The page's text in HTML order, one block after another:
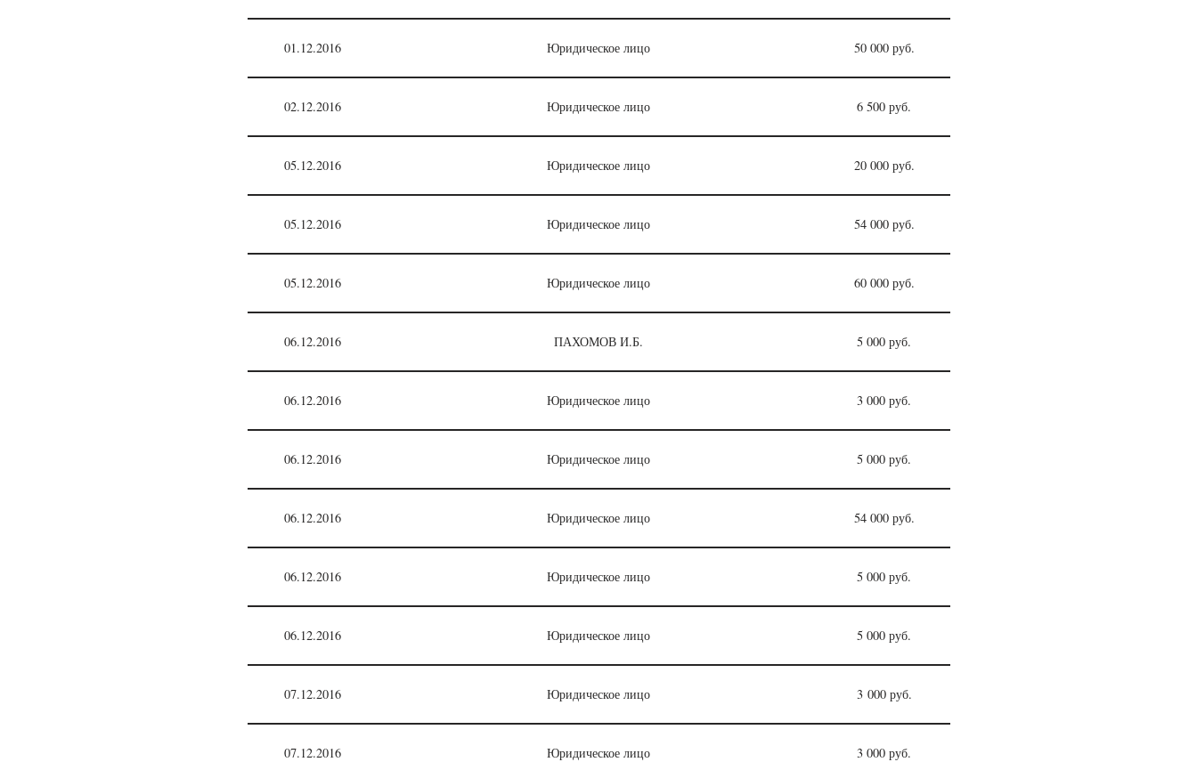
01.12.2016 Юридическое лицо 50 000 руб.
02.12.2016 Юридическое лицо 6 500 руб.
05.12.2016 Юридическое лицо 20 000 руб.
05.12.2016 Юридическое лицо 54 000 руб.
05.12.2016 Юридическое лицо 60 000 руб.
06.12.2016 ПАХОМОВ И.Б. 5 000 руб.
06.12.2016 Юридическое лицо 3 000 руб.
06.12.2016 Юридическое лицо 5 000 руб.
06.12.2016 Юридическое лицо 54 000 руб.
06.12.2016 Юридическое лицо 5 000 руб.
06.12.2016 Юридическое лицо 5 000 руб.
07.12.2016 Юридическое лицо 3 000 руб.
07.12.2016 Юридическое лицо 3 000 руб.